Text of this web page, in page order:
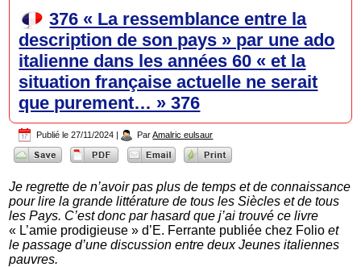
376 « La ressemblance entre la
description de son pays » par une ado
italienne dans les années 60 « et la
situation française actuelle ne serait
que purement… » 376
Publié le 27/11/2024 | Par Amalric eulsaur
Je regrette de n’avoir pas plus de temps et de connaissance
pour lire la grande littérature de tous les Siècles et de tous
les Pays. C’est donc par hasard que j’ai trouvé ce livre
« L’amie prodigieuse » d’E. Ferrante publiée chez Folioet
le passage d’une discussion entre deux Jeunes italiennes
pauvres.